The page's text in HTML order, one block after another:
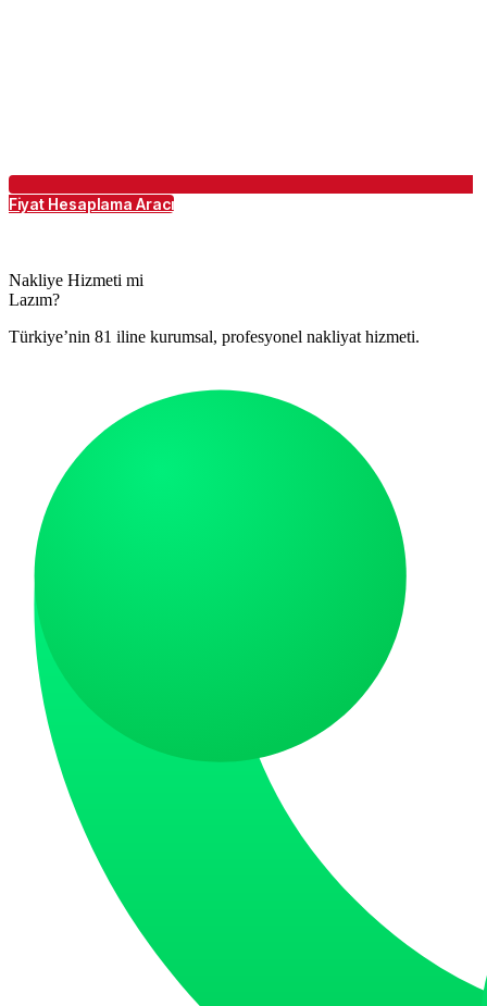
Fiyat Hesaplama Aracı
Nakliye Hizmeti mi
Lazım?
Türkiye’nin 81 iline kurumsal, profesyonel nakliyat hizmeti.